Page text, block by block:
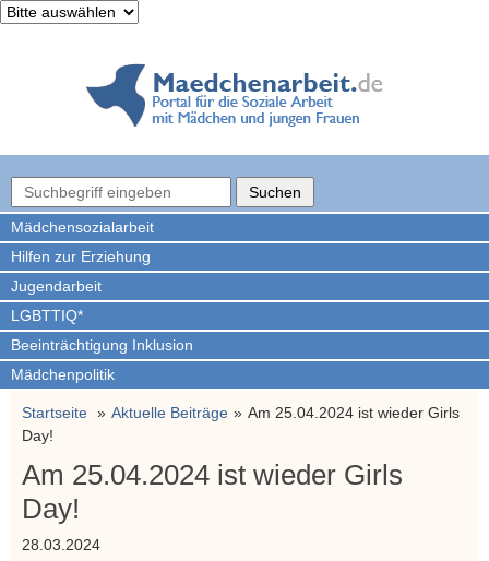
Mädchen­sozialarbeit
Hilfen zur Erziehung
Jugendarbeit
LGBTTIQ*
Beeinträchtigung Inklusion
Mädchenpolitik
Startseite Aktuelle Beiträge
Am 25.04.2024 ist wieder Girls
Day!
Am 25.04.2024 ist wieder Girls
Day!
28.03.2024